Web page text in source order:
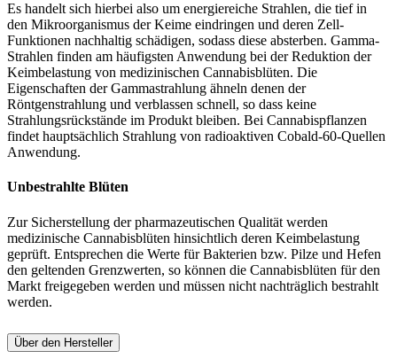
Es handelt sich hierbei also um energiereiche Strahlen, die tief in
den Mikroorganismus der Keime eindringen und deren Zell-
Funktionen nachhaltig schädigen, sodass diese absterben. Gamma-
Strahlen finden am häufigsten Anwendung bei der Reduktion der
Keimbelastung von medizinischen Cannabisblüten. Die
Eigenschaften der Gammastrahlung ähneln denen der
Röntgenstrahlung und verblassen schnell, so dass keine
Strahlungsrückstände im Produkt bleiben. Bei Cannabispflanzen
findet hauptsächlich Strahlung von radioaktiven Cobald-60-Quellen
Anwendung.
Unbestrahlte Blüten
Zur Sicherstellung der pharmazeutischen Qualität werden
medizinische Cannabisblüten hinsichtlich deren Keimbelastung
geprüft. Entsprechen die Werte für Bakterien bzw. Pilze und Hefen
den geltenden Grenzwerten, so können die Cannabisblüten für den
Markt freigegeben werden und müssen nicht nachträglich bestrahlt
werden.
Über den Hersteller